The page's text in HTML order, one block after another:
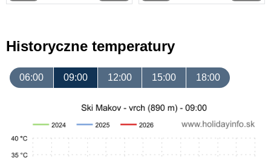
Historyczne temperatury
06:00 09:00 12:00 15:00 18:00